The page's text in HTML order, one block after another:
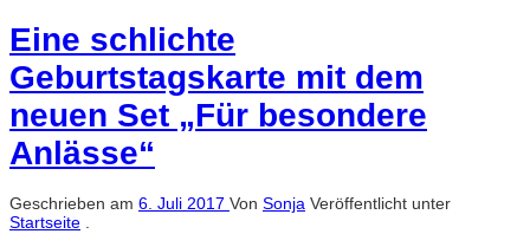
Eine schlichte
Geburtstagskarte mit dem
neuen Set „Für besondere
Anlässe“
Geschrieben am 6. Juli 2017 Von Sonja Veröffentlicht unter
Startseite .